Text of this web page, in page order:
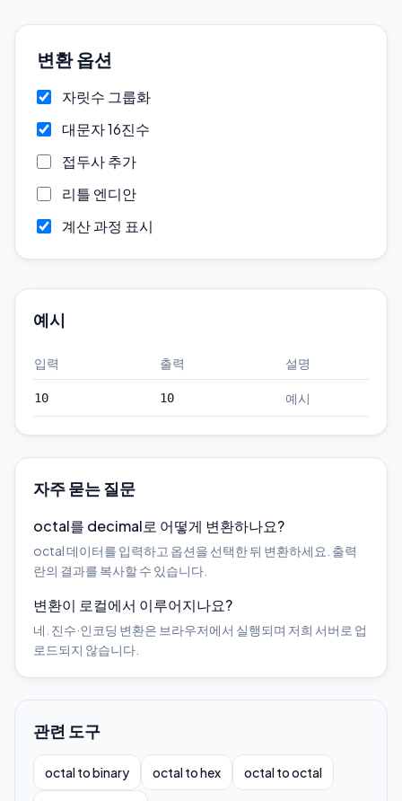
변환 옵션
자릿수 그룹화
대문자 16진수
접두사 추가
리틀 엔디안
계산 과정 표시
예시
입력 출력 설명
10 10 예시
자주 묻는 질문
octal를 decimal로 어떻게 변환하나요?
octal 데이터를 입력하고 옵션을 선택한 뒤 변환하세요. 출력
란의 결과를 복사할 수 있습니다.
변환이 로컬에서 이루어지나요?
네. 진수·인코딩 변환은 브라우저에서 실행되며 저희 서버로 업
로드되지 않습니다.
관련 도구
octal to binary octal to hex octal to octal